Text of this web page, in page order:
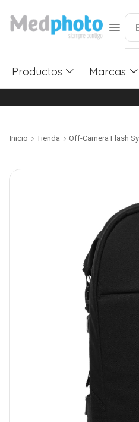
Productos Marcas
Inicio Tienda Off-Camera Flash